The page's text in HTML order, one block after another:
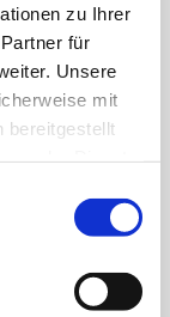
zu Ihrer
für
Unsere
mit
bereitgestellt